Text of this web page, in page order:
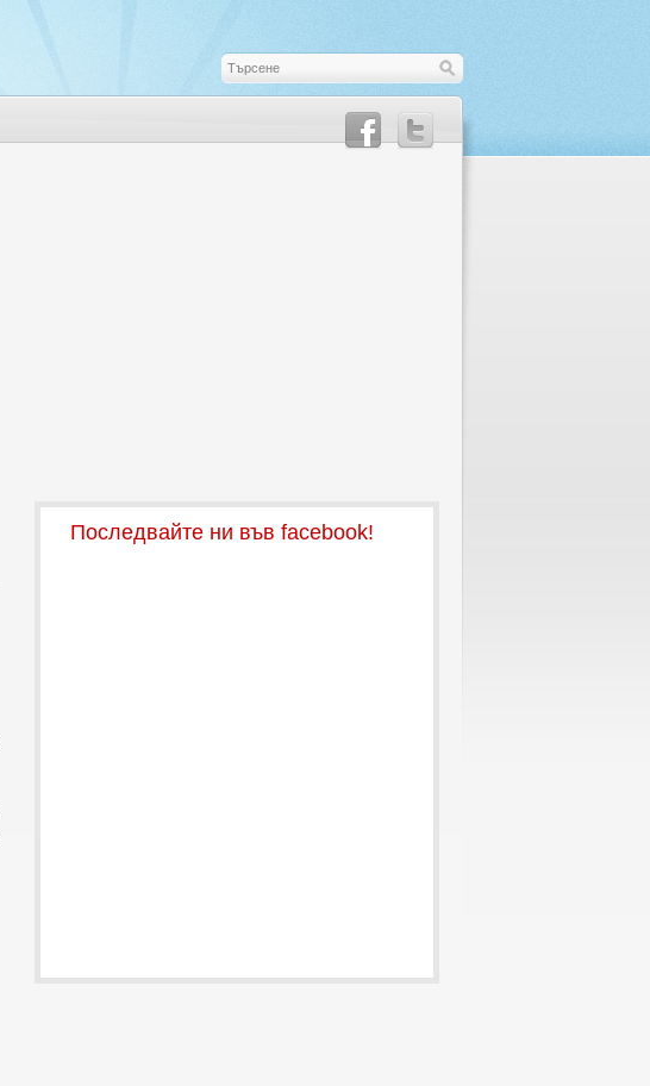
Последвайте ни във facebook!